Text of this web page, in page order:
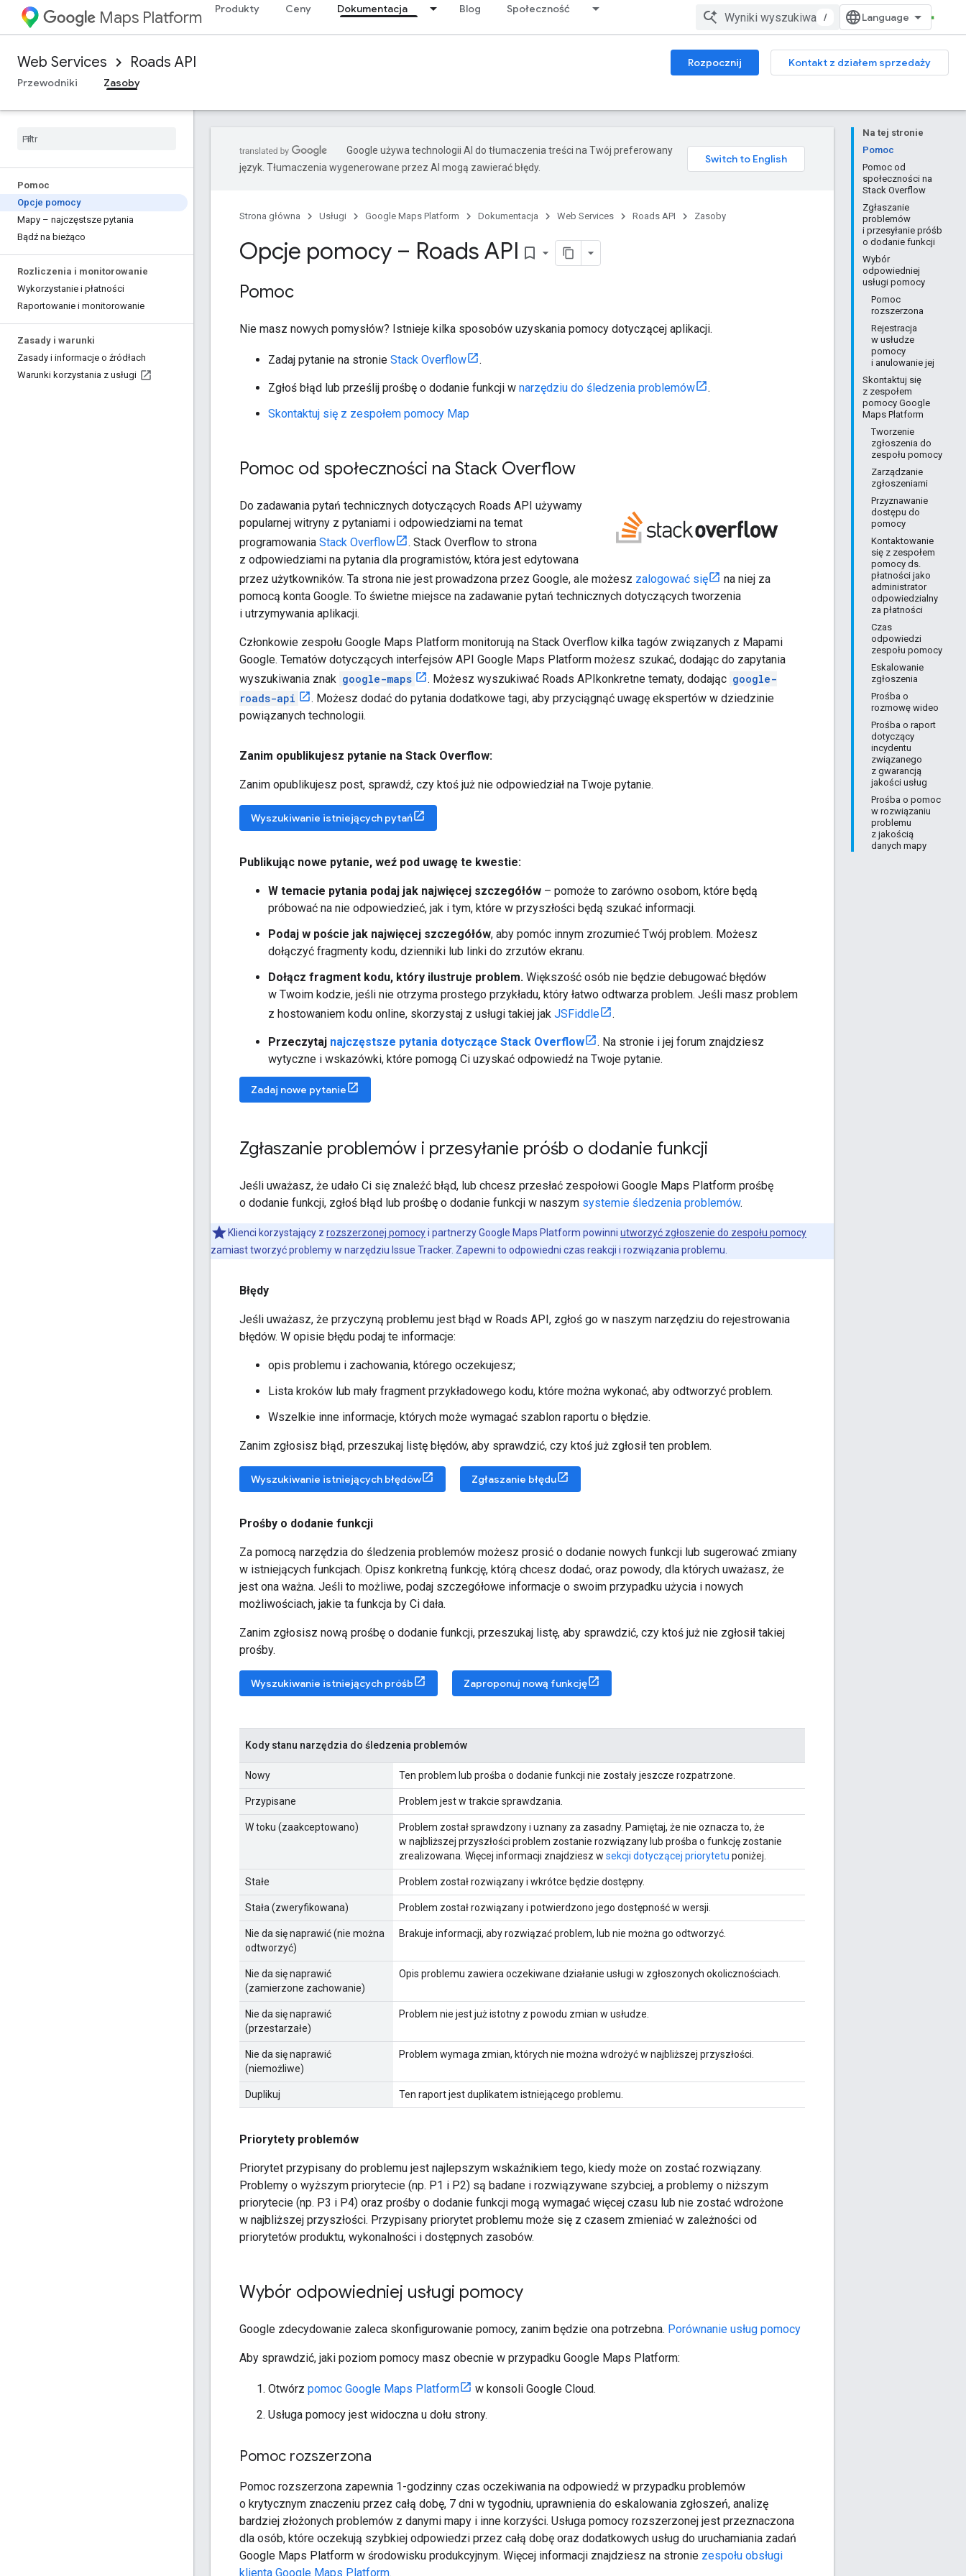
Maps Platform Produkty Ceny Dokumentacja Blog Społeczność
/
Web Services Roads API Rozpocznij
Kontakt z działem sprzedaży
Przewodniki
Zasoby
Pomoc
Opcje pomocy
Mapy – najczęstsze pytania
Bądź na bieżąco
Rozliczenia i monitorowanie
Wykorzystanie i płatności
Raportowanie i monitorowanie
Zasady i warunki
Zasady i informacje o źródłach
Warunki korzystania z usługi
Na tej stronie
Pomoc
Pomoc od
społeczności na
Stack Overflow
Zgłaszanie
problemów
i przesyłanie próśb
o dodanie funkcji
Wybór
odpowiedniej
usługi pomocy
Pomoc
rozszerzona
Rejestracja
w usłudze
pomocy
i anulowanie jej
Skontaktuj się
z zespołem
pomocy Google
Maps Platform
Tworzenie
zgłoszenia do
zespołu pomocy
Zarządzanie
zgłoszeniami
Przyznawanie
dostępu do
pomocy
Kontaktowanie
się z zespołem
pomocy ds.
płatności jako
administrator
odpowiedzialny
za płatności
Czas
odpowiedzi
zespołu pomocy
Eskalowanie
zgłoszenia
Prośba o
rozmowę wideo
Prośba o raport
dotyczący
incydentu
związanego
z gwarancją
jakości usług
Prośba o pomoc
w rozwiązaniu
problemu
z jakością
danych mapy
Google używa technologii AI do tłumaczenia treści na Twój preferowany
język. Tłumaczenia wygenerowane przez AI mogą zawierać błędy.
Strona główna Usługi Google Maps Platform Dokumentacja Web Services Roads API Zasoby
Opcje pomocy – Roads API bookmark_border
Pomoc
Nie masz nowych pomysłów? Istnieje kilka sposobów uzyskania pomocy dotyczącej aplikacji.
Zadaj pytanie na stronie Stack Overflow .
Zgłoś błąd lub prześlij prośbę o dodanie funkcji w narzędziu do śledzenia problemów
.
Skontaktuj się z zespołem pomocy Map
Pomoc od społeczności na Stack Overflow
Do zadawania pytań technicznych dotyczących Roads API używamy
popularnej witryny z pytaniami i odpowiedziami na temat
programowania Stack Overflow
. Stack Overflow to strona
z odpowiedziami na pytania dla programistów, która jest edytowana
przez użytkowników. Ta strona nie jest prowadzona przez Google, ale możesz zalogować się
na niej za
pomocą konta Google. To świetne miejsce na zadawanie pytań technicznych dotyczących tworzenia
i utrzymywania aplikacji.
Członkowie zespołu Google Maps Platform monitorują na Stack Overflow kilka tagów związanych z Mapami
Google. Tematów dotyczących interfejsów API Google Maps Platform możesz szukać, dodając do zapytania
wyszukiwania znak google-maps . Możesz wyszukiwać Roads APIkonkretne tematy, dodając google-
roads-api
. Możesz dodać do pytania dodatkowe tagi, aby przyciągnąć uwagę ekspertów w dziedzinie
powiązanych technologii.
Zanim opublikujesz pytanie na Stack Overflow:
Zanim opublikujesz post, sprawdź, czy ktoś już nie odpowiedział na Twoje pytanie.
Wyszukiwanie istniejących pytań
Publikując nowe pytanie, weź pod uwagę te kwestie:
W temacie pytania podaj jak najwięcej szczegółów – pomoże to zarówno osobom, które będą
próbować na nie odpowiedzieć, jak i tym, które w przyszłości będą szukać informacji.
Podaj w poście jak najwięcej szczegółów, aby pomóc innym zrozumieć Twój problem. Możesz
dołączyć fragmenty kodu, dzienniki lub linki do zrzutów ekranu.
Dołącz fragment kodu, który ilustruje problem. Większość osób nie będzie debugować błędów
w Twoim kodzie, jeśli nie otrzyma prostego przykładu, który łatwo odtwarza problem. Jeśli masz problem
z hostowaniem kodu online, skorzystaj z usługi takiej jak JSFiddle .
Przeczytaj najczęstsze pytania dotyczące Stack Overflow
. Na stronie i jej forum znajdziesz
wytyczne i wskazówki, które pomogą Ci uzyskać odpowiedź na Twoje pytanie.
Zadaj nowe pytanie
Zgłaszanie problemów i przesyłanie próśb o dodanie funkcji
Jeśli uważasz, że udało Ci się znaleźć błąd, lub chcesz przesłać zespołowi Google Maps Platform prośbę
o dodanie funkcji, zgłoś błąd lub prośbę o dodanie funkcji w naszym systemie śledzenia problemów.
Klienci korzystający z rozszerzonej pomocyi partnerzy Google Maps Platform powinni utworzyć zgłoszenie do zespołu pomocy
zamiast tworzyć problemy w narzędziu Issue Tracker. Zapewni to odpowiedni czas reakcji i rozwiązania problemu.
Błędy
Jeśli uważasz, że przyczyną problemu jest błąd w Roads API, zgłoś go w naszym narzędziu do rejestrowania
błędów. W opisie błędu podaj te informacje:
opis problemu i zachowania, którego oczekujesz;
Lista kroków lub mały fragment przykładowego kodu, które można wykonać, aby odtworzyć problem.
Wszelkie inne informacje, których może wymagać szablon raportu o błędzie.
Zanim zgłosisz błąd, przeszukaj listę błędów, aby sprawdzić, czy ktoś już zgłosił ten problem.
Wyszukiwanie istniejących błędów Zgłaszanie błędu
Prośby o dodanie funkcji
Za pomocą narzędzia do śledzenia problemów możesz prosić o dodanie nowych funkcji lub sugerować zmiany
w istniejących funkcjach. Opisz konkretną funkcję, którą chcesz dodać, oraz powody, dla których uważasz, że
jest ona ważna. Jeśli to możliwe, podaj szczegółowe informacje o swoim przypadku użycia i nowych
możliwościach, jakie ta funkcja by Ci dała.
Zanim zgłosisz nową prośbę o dodanie funkcji, przeszukaj listę, aby sprawdzić, czy ktoś już nie zgłosił takiej
prośby.
Wyszukiwanie istniejących próśb Zaproponuj nową funkcję
Kody stanu narzędzia do śledzenia problemów
Nowy Ten problem lub prośba o dodanie funkcji nie zostały jeszcze rozpatrzone.
Przypisane Problem jest w trakcie sprawdzania.
W toku (zaakceptowano)
Problem został sprawdzony i uznany za zasadny. Pamiętaj, że nie oznacza to, że
w najbliższej przyszłości problem zostanie rozwiązany lub prośba o funkcję zostanie
zrealizowana. Więcej informacji znajdziesz w sekcji dotyczącej priorytetu poniżej.
Stałe Problem został rozwiązany i wkrótce będzie dostępny.
Stała (zweryfikowana) Problem został rozwiązany i potwierdzono jego dostępność w wersji.
Nie da się naprawić (nie można
odtworzyć)
Brakuje informacji, aby rozwiązać problem, lub nie można go odtworzyć.
Nie da się naprawić
(zamierzone zachowanie)
Opis problemu zawiera oczekiwane działanie usługi w zgłoszonych okolicznościach.
Nie da się naprawić
(przestarzałe)
Problem nie jest już istotny z powodu zmian w usłudze.
Nie da się naprawić
(niemożliwe)
Problem wymaga zmian, których nie można wdrożyć w najbliższej przyszłości.
Duplikuj Ten raport jest duplikatem istniejącego problemu.
Priorytety problemów
Priorytet przypisany do problemu jest najlepszym wskaźnikiem tego, kiedy może on zostać rozwiązany.
Problemy o wyższym priorytecie (np. P1 i P2) są badane i rozwiązywane szybciej, a problemy o niższym
priorytecie (np. P3 i P4) oraz prośby o dodanie funkcji mogą wymagać więcej czasu lub nie zostać wdrożone
w najbliższej przyszłości. Przypisany priorytet problemu może się z czasem zmieniać w zależności od
priorytetów produktu, wykonalności i dostępnych zasobów.
Wybór odpowiedniej usługi pomocy
Google zdecydowanie zaleca skonfigurowanie pomocy, zanim będzie ona potrzebna. Porównanie usług pomocy
Aby sprawdzić, jaki poziom pomocy masz obecnie w przypadku Google Maps Platform:
Otwórz pomoc Google Maps Platform
w konsoli Google Cloud.
Usługa pomocy jest widoczna u dołu strony.
Pomoc rozszerzona
Pomoc rozszerzona zapewnia 1-godzinny czas oczekiwania na odpowiedź w przypadku problemów
o krytycznym znaczeniu przez całą dobę, 7 dni w tygodniu, uprawnienia do eskalowania zgłoszeń, analizę
bardziej złożonych problemów z danymi mapy i inne korzyści. Usługa pomocy rozszerzonej jest przeznaczona
dla osób, które oczekują szybkiej odpowiedzi przez całą dobę oraz dodatkowych usług do uruchamiania zadań
Google Maps Platform w środowisku produkcyjnym. Więcej informacji znajdziesz na stronie zespołu obsługi
klienta Google Maps Platform.